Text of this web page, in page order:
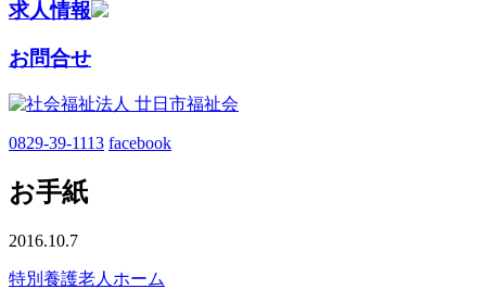
求人情報
お問合せ
0829-39-1113 facebook
お手紙
2016.10.7
特別養護老人ホーム